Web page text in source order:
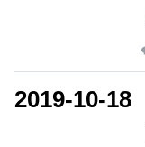
2019-10-18